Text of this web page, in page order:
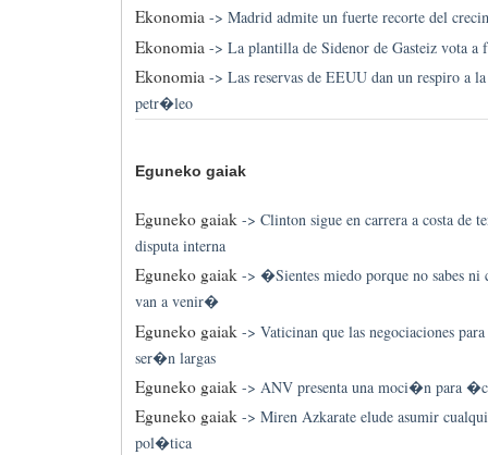
Ekonomia-> Madrid admite un fuerte recorte del
Ekonomia -> La plantilla de Sidenor de Gasteiz vota a
Ekonomia-> Las reservas de EEUU dan un respiro a
petr�leo
Eguneko gaiak
Eguneko gaiak -> Clinton sigue en carrera a costa de
disputa interna
Eguneko gaiak-> �Sientes miedo porque no sabes
van a venir�
Eguneko gaiak -> Vaticinan que las negociaciones
ser�n largas
Eguneko gaiak-> ANV presenta una moci�n para
Eguneko gaiak-> Miren Azkarate elude asumir
pol�tica